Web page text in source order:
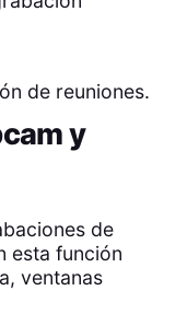
de reuniones.
y
de
esta función
ventanas